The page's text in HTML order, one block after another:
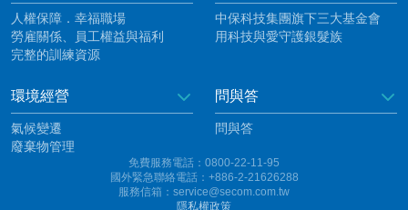
人權保障．幸福職場
勞雇關係、員工權益與福利
完整的訓練資源
中保科技集團旗下三大基金會
用科技與愛守護銀髮族
環境經營
氣候變遷
廢棄物管理
問與答
問與答
免費服務電話：0800-22-11-95
國外緊急聯絡電話：+886-2-21626288
服務信箱：service@secom.com.tw
隱私權政策